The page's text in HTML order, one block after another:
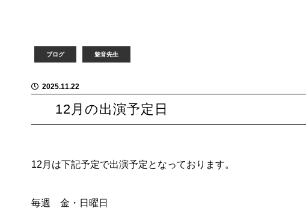
ブログ 魅音先生
2025.11.22
12月の出演予定日
12月は下記予定で出演予定となっております。
毎週 金・日曜日